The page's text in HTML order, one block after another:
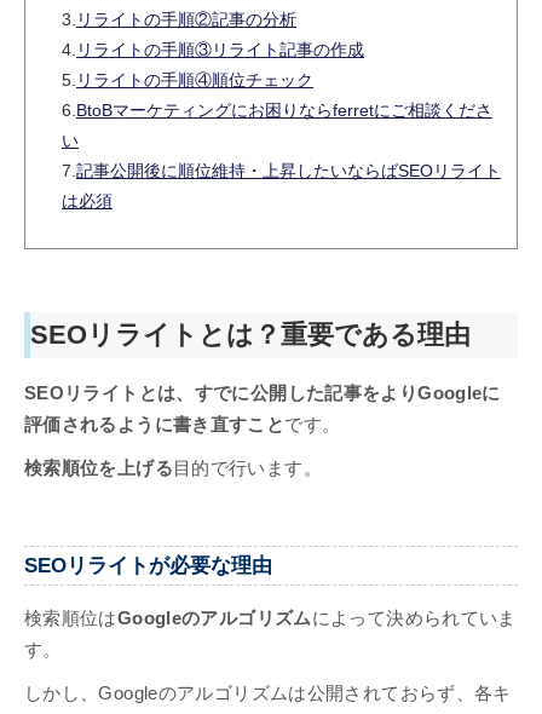
3. リライトの手順②記事の分析
4. リライトの手順③リライト記事の作成
5. リライトの手順④順位チェック
6. BtoBマーケティングにお困りならferretにご相談くださ
い
7. 記事公開後に順位維持・上昇したいならばSEOリライト
は必須
SEOリライトとは？重要である理由
SEOリライトとは、すでに公開した記事をよりGoogleに
評価されるように書き直すことです。
検索順位を上げる 目的で行います。
SEOリライトが必要な理由
検索順位はGoogleのアルゴリズムによって決められていま
す。
しかし、Googleのアルゴリズムは公開されておらず、各キ